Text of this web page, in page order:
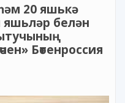
20 яшькә
яшьләр белән
Бөтенроссия